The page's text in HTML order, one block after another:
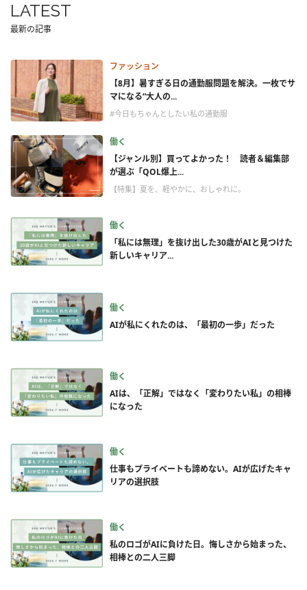
LATEST
最新の記事
ファッション
【8月】暑すぎる日の通勤服問題を解決。一枚でサ
マになる“大人の...
#今日もちゃんとしたい私の通勤服
働く
【ジャンル別】買ってよかった！ 読者＆編集部
が選ぶ「QOL爆上...
【特集】夏を、軽やかに、おしゃれに。
働く
「私には無理」を抜け出した30歳がAIと見つけた
新しいキャリア...
働く
AIが私にくれたのは、「最初の一歩」だった
働く
AIは、「正解」ではなく「変わりたい私」の相棒
になった
働く
仕事もプライベートも諦めない。AIが広げたキャ
リアの選択肢
働く
私のロゴがAIに負けた日。悔しさから始まった、
相棒との二人三脚